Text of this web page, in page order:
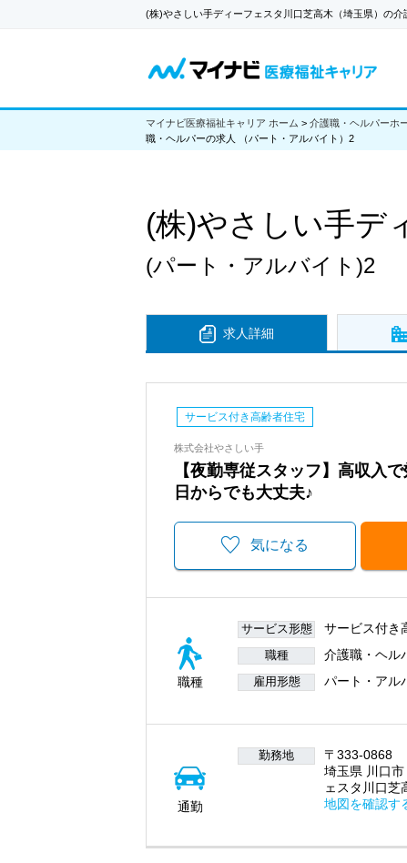
(株)やさしい手ディーフェスタ川口芝高木（埼玉県）の
マイナビ医療福祉キャリア ホーム > 介護職・ヘルパーホ
職・ヘルパーの求人 （パート・アルバイト）2
(株)やさしい手デ
(パート・アルバイト)2
求人詳細
サービス付き高齢者住宅
株式会社やさしい手
【夜勤専従スタッフ】高収入
日からでも大丈夫♪
気になる
職種
サービス形態 サービス付き
職種 介護職・ヘル
雇用形態 パート・アル
通勤
勤務地
〒333-0868
埼玉県 川口
ェスタ川口芝
地図を確認す